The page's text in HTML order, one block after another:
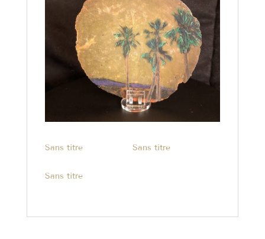
Sans titre Sans titre
Sans titre